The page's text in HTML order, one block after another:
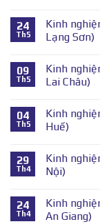
24
Th5
Kinh
Lạng Sơn)
09
Th5
Kinh
Lai Châu)
04
Th5
Kinh
Huế)
29
Th4
Kinh
Nội)
24
Th4
Kinh
An Giang)